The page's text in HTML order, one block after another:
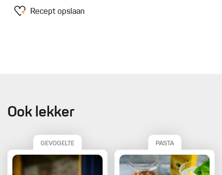
Recept opslaan
Ook lekker
GEVOGELTE PASTA